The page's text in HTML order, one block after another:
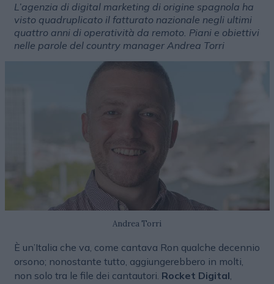
L’agenzia di digital marketing di origine spagnola ha
visto quadruplicato il fatturato nazionale negli ultimi
quattro anni di operatività da remoto. Piani e obiettivi
nelle parole del country manager Andrea Torri
Andrea Torri
È un’Italia che va, come cantava Ron qualche decennio
orsono; nonostante tutto, aggiungerebbero in molti,
non solo tra le file dei cantautori. Rocket Digital